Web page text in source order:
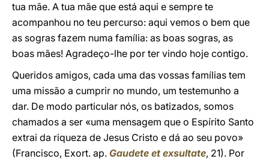
tua mãe. A tua mãe que está aqui e sempre te
acompanhou no teu percurso: aqui vemos o bem que
as sogras fazem numa família: as boas sogras, as
boas mães! Agradeço-lhe por ter vindo hoje contigo.
Queridos amigos, cada uma das vossas famílias tem
uma missão a cumprir no mundo, um testemunho a
dar. De modo particular nós, os batizados, somos
chamados a ser «uma mensagem que o Espírito Santo
extrai da riqueza de Jesus Cristo e dá ao seu povo»
(Francisco, Exort. ap. Gaudete et exsultate, 21). Por